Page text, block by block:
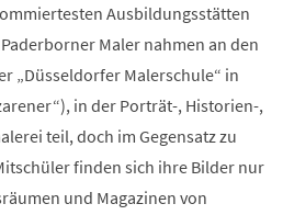
Ausbildungsstätten
Maler nahmen an den
„Düsseldorfer Malerschule“ in
in der Porträt-, Historien-,
teil, doch im Gegensatz zu
finden sich ihre Bilder nur
und Magazinen von